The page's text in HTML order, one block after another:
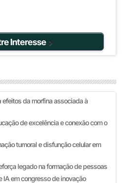
Interesse
da morfina associada à
de excelência e conexão com o
tumoral e disfunção celular em
legado na formação de pessoas
IA em congresso de inovação